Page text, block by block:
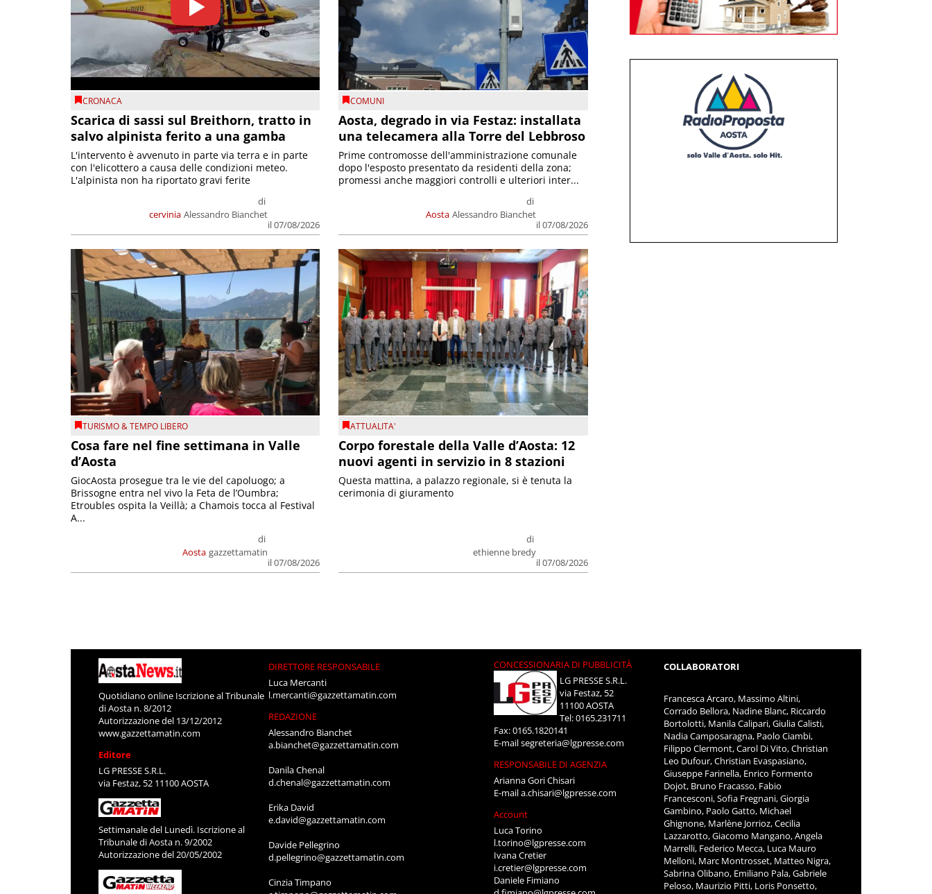
CRONACA
Scarica di sassi sul Breithorn, tratto in
salvo alpinista ferito a una gamba
cervinia
di
Alessandro Bianchet
il 07/08/2026
L'intervento è avvenuto in parte via terra e in parte
con l'elicottero a causa delle condizioni meteo.
L'alpinista non ha riportato gravi ferite
COMUNI
Aosta, degrado in via Festaz: installata
una telecamera alla Torre del Lebbroso
Aosta
di
Alessandro Bianchet
il 07/08/2026
Prime contromosse dell'amministrazione comunale
dopo l'esposto presentato da residenti della zona;
promessi anche maggiori controlli e ulteriori inter...
TURISMO & TEMPO LIBERO
Cosa fare nel fine settimana in Valle
d’Aosta
Aosta
di
gazzettamatin
il 07/08/2026
GiocAosta prosegue tra le vie del capoluogo; a
Brissogne entra nel vivo la Feta de l’Oumbra;
Etroubles ospita la Veillà; a Chamois tocca al Festival
A...
ATTUALITA'
Corpo forestale della Valle d’Aosta: 12
nuovi agenti in servizio in 8 stazioni
di
ethienne bredy
il 07/08/2026
Questa mattina, a palazzo regionale, si è tenuta la
cerimonia di giuramento
Quotidiano online Iscrizione al Tribunale
di Aosta n. 8/2012
Autorizzazione del 13/12/2012
www.gazzettamatin.com
Editore
LG PRESSE S.R.L.
via Festaz, 52 11100 AOSTA
Settimanale del Lunedì. Iscrizione al
Tribunale di Aosta n. 9/2002
Autorizzazione del 20/05/2002
DIRETTORE RESPONSABILE
Luca Mercanti
l.mercanti@gazzettamatin.com
REDAZIONE
Alessandro Bianchet
a.bianchet@gazzettamatin.com
Danila Chenal
d.chenal@gazzettamatin.com
Erika David
e.david@gazzettamatin.com
Davide Pellegrino
d.pellegrino@gazzettamatin.com
Cinzia Timpano
CONCESSIONARIA DI PUBBLICITÀ
LG PRESSE S.R.L.
via Festaz, 52
11100 AOSTA
Tel: 0165.231711
Fax: 0165.1820141
E-mailsegreteria@lgpresse.com
RESPONSABILE DI AGENZIA
Arianna Gori Chisari
E-maila.chisari@lgpresse.com
Account
Luca Torino
l.torino@lgpresse.com
Ivana Cretier
i.cretier@lgpresse.com
Daniele Fimiano
COLLABORATORI
Francesca Arcaro, Massimo Altini,
Corrado Bellora, Nadine Blanc, Riccardo
Bortolotti, Manila Calipari, Giulia Calisti,
Nadia Camposaragna, Paolo Ciambi,
Filippo Clermont, Carol Di Vito, Christian
Leo Dufour, Christian Evaspasiano,
Giuseppe Farinella, Enrico Formento
Dojot, Bruno Fracasso, Fabio
Francesconi, Sofia Fregnani, Giorgia
Gambino, Paolo Gatto, Michael
Ghignone, Marlène Jorrioz, Cecilia
Lazzarotto, Giacomo Mangano, Angela
Marrelli, Federico Mecca, Luca Mauro
Melloni, Marc Montrosset, Matteo Nigra,
Sabrina Olibano, Emiliano Pala, Gabriele
Peloso, Maurizio Pitti, Loris Ponsetto,